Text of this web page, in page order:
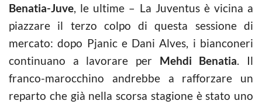
Benatia-Juve, le ultime – La Juventus è vicina a
piazzare il terzo colpo di questa sessione di
mercato: dopo Pjanic e Dani Alves, i bianconeri
continuano a lavorare per Mehdi Benatia. Il
franco-marocchino andrebbe a rafforzare un
reparto che già nella scorsa stagione è stato uno